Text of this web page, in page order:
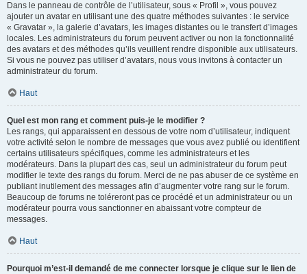
Dans le panneau de contrôle de l’utilisateur, sous « Profil », vous pouvez
ajouter un avatar en utilisant une des quatre méthodes suivantes : le service
« Gravatar », la galerie d’avatars, les images distantes ou le transfert d’images
locales. Les administrateurs du forum peuvent activer ou non la fonctionnalité
des avatars et des méthodes qu’ils veuillent rendre disponible aux utilisateurs.
Si vous ne pouvez pas utiliser d’avatars, nous vous invitons à contacter un
administrateur du forum.
Haut
Quel est mon rang et comment puis-je le modifier ?
Les rangs, qui apparaissent en dessous de votre nom d’utilisateur, indiquent
votre activité selon le nombre de messages que vous avez publié ou identifient
certains utilisateurs spécifiques, comme les administrateurs et les
modérateurs. Dans la plupart des cas, seul un administrateur du forum peut
modifier le texte des rangs du forum. Merci de ne pas abuser de ce système en
publiant inutilement des messages afin d’augmenter votre rang sur le forum.
Beaucoup de forums ne toléreront pas ce procédé et un administrateur ou un
modérateur pourra vous sanctionner en abaissant votre compteur de
messages.
Haut
Pourquoi m’est-il demandé de me connecter lorsque je clique sur le lien de